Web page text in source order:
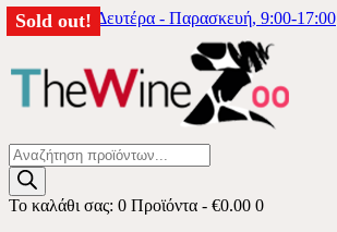
6976333740 Δευτέρα - Παρασκευή, 9:00-17:00
Products
search
Το καλάθι σας: 0 Προϊόντα - €0.00 0
Sold out!
Sold out!
Sold out!
Sold out!